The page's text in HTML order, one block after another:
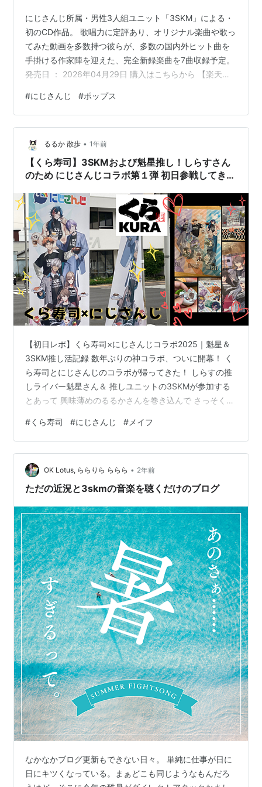
にじさんじ所属・男性3人組ユニット「3SKM」による・
初のCD作品。 歌唱力に定評あり、オリジナル楽曲や歌っ
てみた動画を多数持つ彼らが、多数の国内外ヒット曲を
手掛ける作家陣を迎えた、完全新録楽曲を7曲収録予定。
発売日 ： 2026年04月29日 購入はこちらから 【楽天ブ
ー) [ 3SKM ] 楽天で購入 【楽天ブックス限定先着特典】
Nighthawks (初回生産限定盤B 2CD)(アクリルキーホル
ダー) [ 3SKM ] 楽天で購入 Nighthawks (初回生産限定盤
A CD＋Blu-ray) [ 3SKM ] 楽天で購入 …
#にじさんじ #ポップス
るるか 散歩 • 1年前
【くら寿司】3SKMおよび魁星推し！しらすさん
のため にじさんじコラボ第１弾 初日参戦してきま
【初日レポ】くら寿司×にじさんじコラボ2025｜魁星＆
3SKM推し活記録 数年ぶりの神コラボ、ついに開幕！ く
ら寿司とにじさんじのコラボが帰ってきた！ しらすの推
しライバー魁星さん＆ 推しユニットの3SKMが参加する
とあって 興味薄めのるるかさんを巻き込んで さっそく行
路沿いではなく ちょっと奥まった道に向かう道に のぼり
旗は2本だけ …思ったよりも控えめな印象？ 限定コラボ
メニューを実食！ マッケンチーズバーガー まぐろ＆サー
モンのカルパッチョ寿司 いちご・オ・レ もちろんスマホ
注文＋ビッくらポン＋で 抽選率もUPを狙います ビッく
#くら寿司 #にじさんじ # メイフ
OK Lotus, ららりら ららら • 2年前
ただの近況と3skmの音楽を聴くだけのブログ
なかなかブログ更新もできない日々。 単純に仕事が日に
日にキツくなっている。まぁどこも同じようなもんだろ